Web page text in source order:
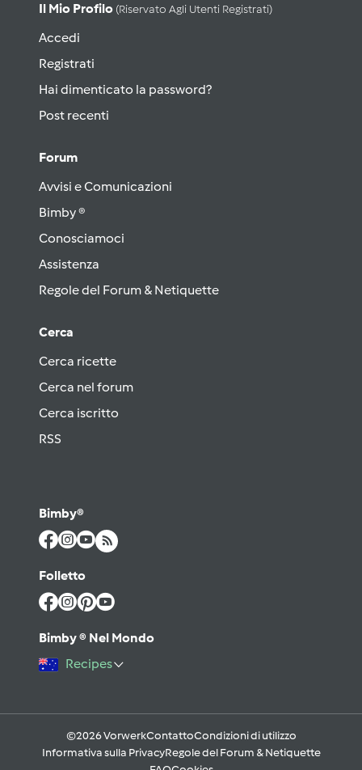
Il Mio Profilo (riservato Agli Utenti Registrati)
Accedi
Registrati
Hai dimenticato la password?
Post recenti
Forum
Avvisi e Comunicazioni
Bimby ®
Conosciamoci
Assistenza
Regole del Forum & Netiquette
Cerca
Cerca ricette
Cerca nel forum
Cerca iscritto
RSS
Bimby®
Folletto
Bimby ® Nel Mondo
Recipes
©2026 VorwerkContattoCondizioni di utilizzo
Informativa sulla PrivacyRegole del Forum & Netiquette